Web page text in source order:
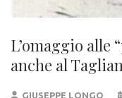
L’omaggio
anche al
GIUSEPPE LONGO